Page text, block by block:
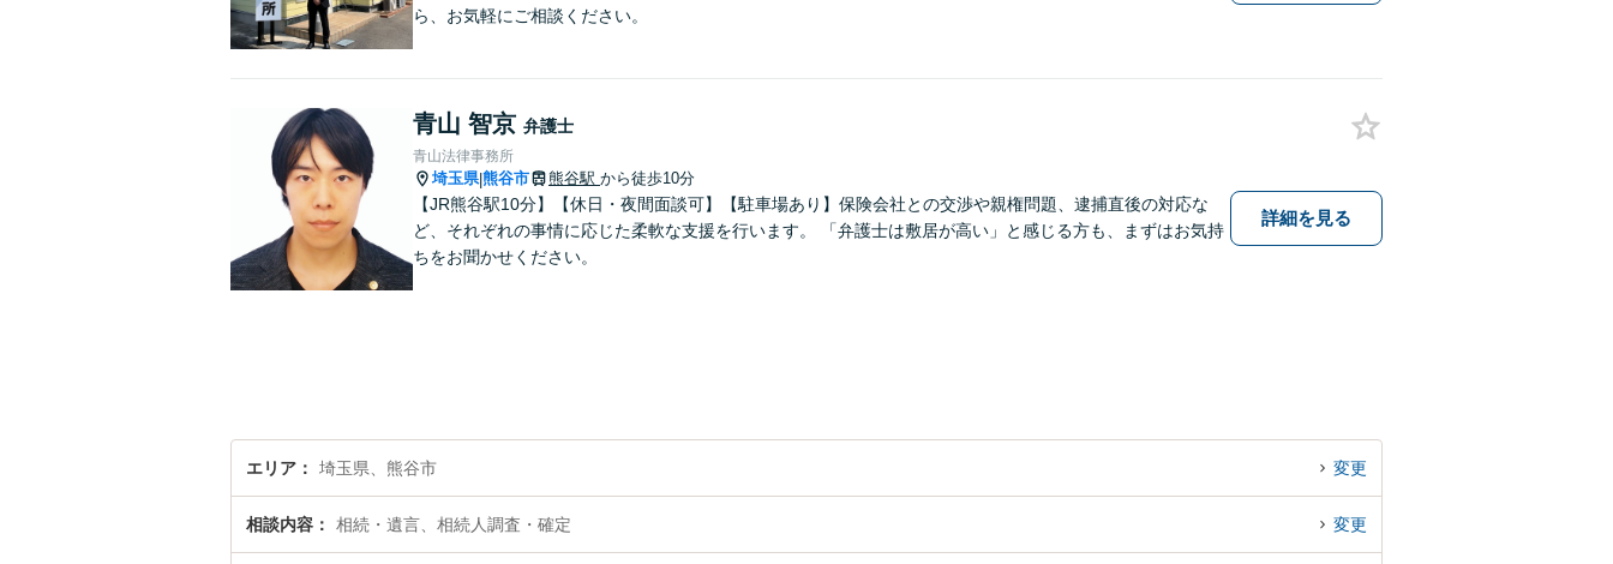
ら、お気軽にご相談ください。
青山 智京 弁護士
青山法律事務所
埼玉県|熊谷市 熊谷駅 から徒歩10分
【JR熊谷駅10分】【休日・夜間面談可】【駐車場あり】保険会社との交渉や親権問題、逮捕直後の対応な
ど、それぞれの事情に応じた柔軟な支援を行います。 「弁護士は敷居が高い」と感じる方も、まずはお気持
ちをお聞かせください。
詳細を見る
エリア 埼玉県、熊谷市 変更
相談内容 相続・遺言、相続人調査・確定 変更